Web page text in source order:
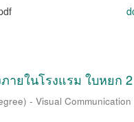
ยในโรงแรม ใบหยก
- Visual